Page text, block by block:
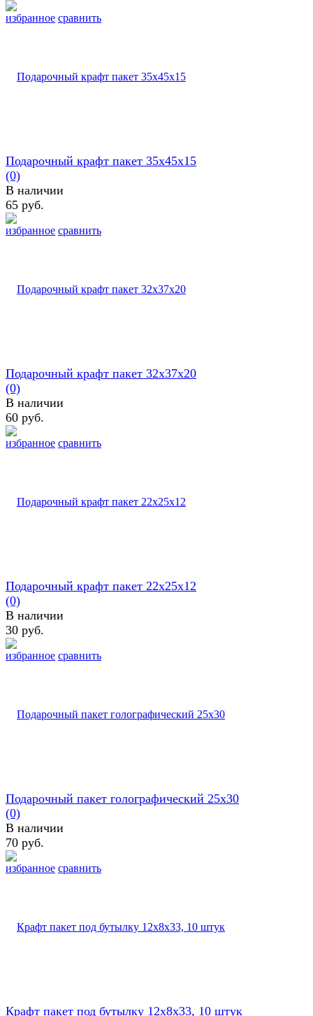
избранное сравнить
избранное сравнить
Подарочный крафт пакет 35х45х15
(0)
В наличии
65 руб.
избранное сравнить
Подарочный крафт пакет 32х37х20
(0)
В наличии
60 руб.
избранное сравнить
Подарочный крафт пакет 22х25х12
(0)
В наличии
30 руб.
избранное сравнить
Подарочный пакет голографический 25х30
(0)
В наличии
70 руб.
Крафт пакет под бутылку 12х8х33, 10 штук